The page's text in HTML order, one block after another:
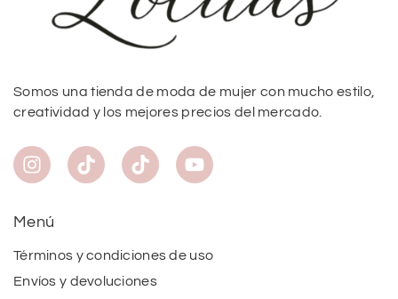
Somos una tienda de moda de mujer con mucho estilo,
creatividad y los mejores precios del mercado.
Menú
Términos y condiciones de uso
Envíos y devoluciones